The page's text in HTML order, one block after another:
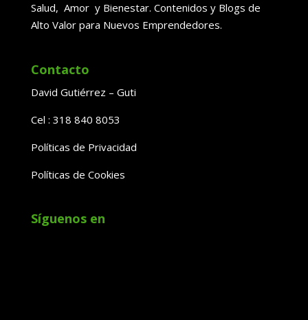
Salud, Amor y Bienestar. Contenidos y Blogs de
Alto Valor para Nuevos Emprendedores.
Contacto
David Gutiérrez – Guti
Cel : 318 840 8053
Políticas de Privacidad
Políticas de Cookies
Síguenos en